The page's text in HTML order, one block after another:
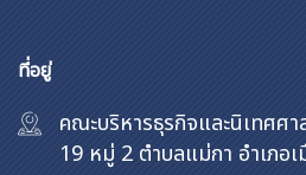
ที่อยู่
คณะบริหารธุรกิจและนิเทศศ
19 หมู่ 2 ตำบลแม่กา อำเภอเ